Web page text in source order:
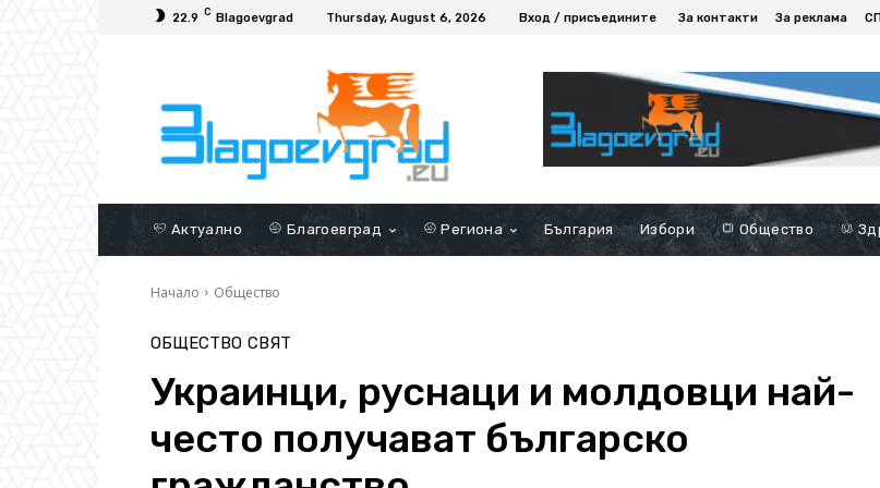
22.9 C Blagoevgrad Thursday, August 6, 2026 Вход / присъедините За контакти За реклама
Актуално Благоевград Региона България Избори Общество
Начало Общество
ОБЩЕСТВО СВЯТ
Украинци, руснаци и молдовци най-
често получават българско